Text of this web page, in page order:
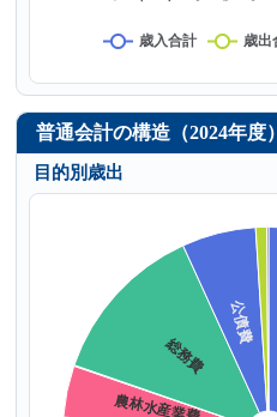
普通会計の構造（2024年度）
目的別歳出